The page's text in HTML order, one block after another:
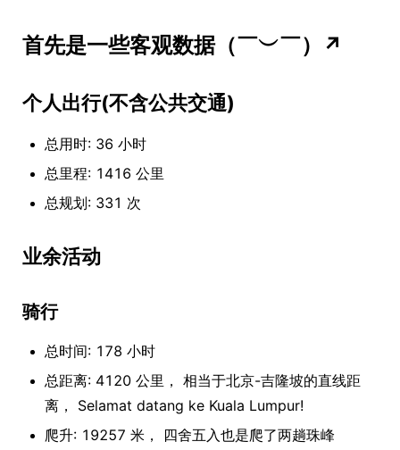
首先是一些客观数据（￣︶￣）↗
个人出行(不含公共交通)
总用时: 36 小时
总里程: 1416 公里
总规划: 331 次
业余活动
骑行
总时间: 178 小时
总距离: 4120 公里， 相当于北京-吉隆坡的直线距
离， Selamat datang ke Kuala Lumpur!
爬升: 19257 米， 四舍五入也是爬了两趟珠峰